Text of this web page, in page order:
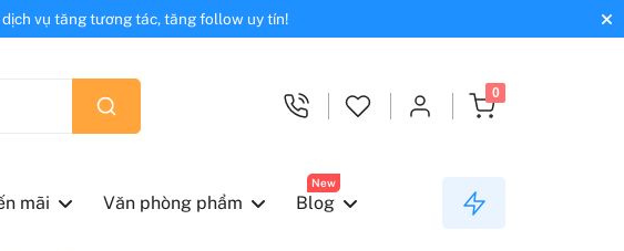
vụ tăng tương tác, tăng follow uy tín!
0
mãi Văn phòng phẩm
New
Blog